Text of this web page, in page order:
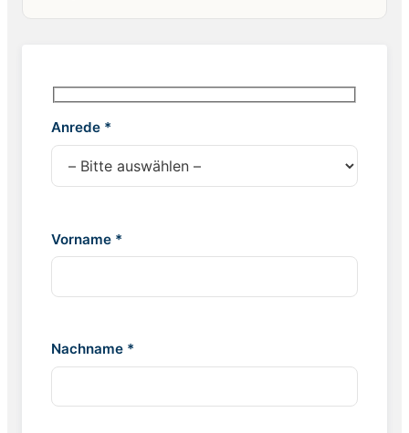
Anrede *
Vorname *
Nachname *